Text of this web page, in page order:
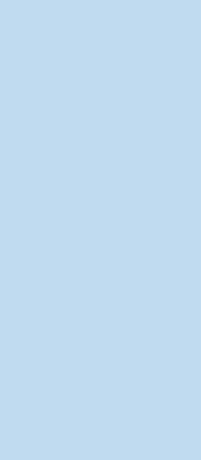
受關注和一個系列.和石英晶體一樣都是